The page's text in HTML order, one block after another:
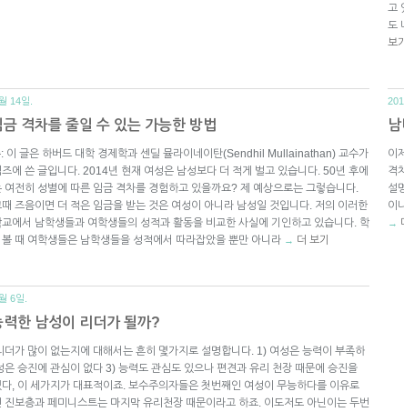
고
도
보기
14일.
금 격차를 줄일 수 있는 가능한 방법
이 글은 하버드 대학 경제학과 센딜 뮬라이네이탄(Sendhil Mullainathan) 교수가
에 쓴 글입니다. 2014년 현재 여성은 남성보다 더 적게 벌고 있습니다. 50년 후에
여전히 성별에 따른 임금 격차를 경험하고 있을까요? 제 예상으로는 그렇습니다.
즈음이면 더 적은 임금을 받는 것은 여성이 아니라 남성일 것입니다. 저의 이러한
에서 남학생들과 여학생들의 성적과 활동을 비교한 사실에 기인하고 있습니다. 학
때 여학생들은 남학생들을 성적에서 따라잡았을 뿐만 아니라 → 더 보기
이
격
설
이
→
6일.
력한 남성이 리더가 될까?
더가 많이 없는지에 대해서는 흔히 몇가지로 설명합니다. 1) 여성은 능력이 부족하
은 승진에 관심이 없다 3) 능력도 관심도 있으나 편견과 유리 천장 때문에 승진을
, 이 세가지가 대표적이죠. 보수주의자들은 첫번째인 여성이 무능하다를 이유로
진보층과 페미니스트는 마지막 유리천장 때문이라고 하죠. 이도저도 아닌이는 두번